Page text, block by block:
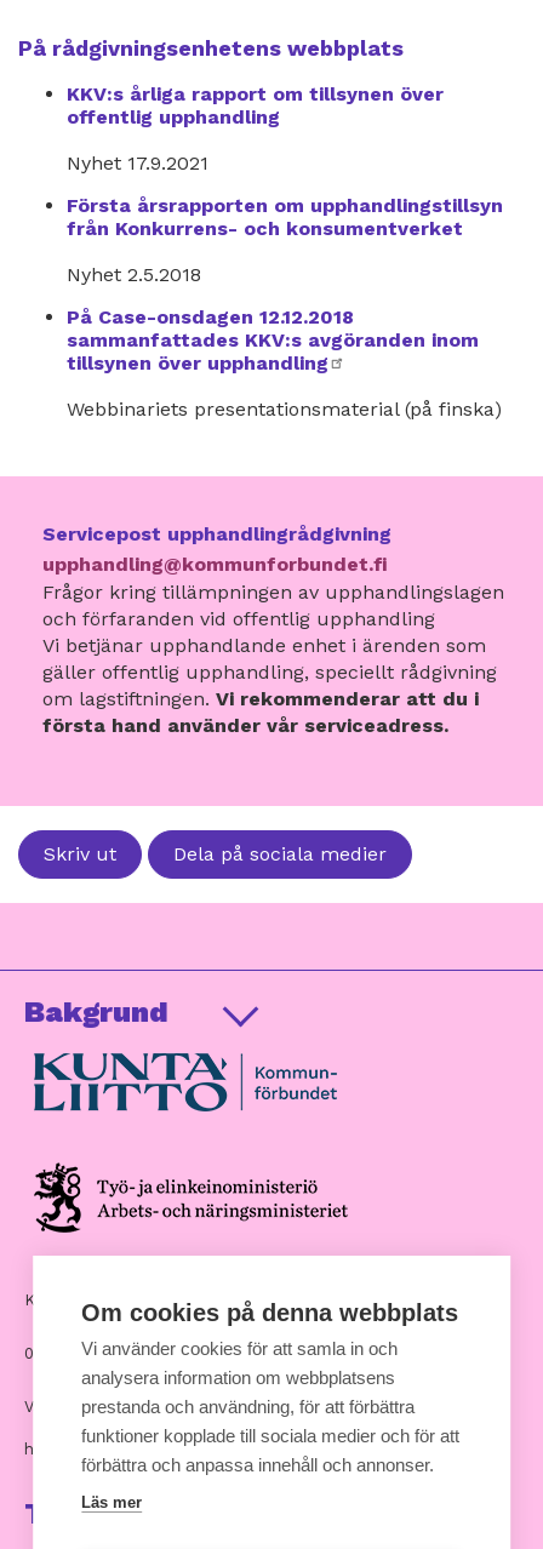
På rådgivningsenhetens webbplats
KKV:s årliga rapport om tillsynen över
offentlig upphandling
Nyhet 17.9.2021
Första årsrapporten om upphandlingstillsyn
från Konkurrens- och konsumentverket
Nyhet 2.5.2018
På Case-onsdagen 12.12.2018
sammanfattades KKV:s avgöranden inom
tillsynen över upphandling
Webbinariets presentationsmaterial (på finska)
Servicepost upphandlingrådgivning
upphandling@kommunforbundet.fi
Frågor kring tillämpningen av upphandlingslagen
och förfaranden vid offentlig upphandling
Vi betjänar upphandlande enhet i ärenden som
gäller offentlig upphandling, speciellt rådgivning
om lagstiftningen. Vi rekommenderar att du i
första hand använder vår serviceadress.
Skriv ut Dela på sociala medier
Bakgrund
Kommunernas hus, Andra Linjen 14
00530 Helsingfors
Växel: 09 7711
hankinnat [at] kuntaliitto.fi
Ta kontakt
Om cookies på denna webbplats
Vi använder cookies för att samla in och
analysera information om webbplatsens
prestanda och användning, för att förbättra
funktioner kopplade till sociala medier och för att
förbättra och anpassa innehåll och annonser.
Läs mer